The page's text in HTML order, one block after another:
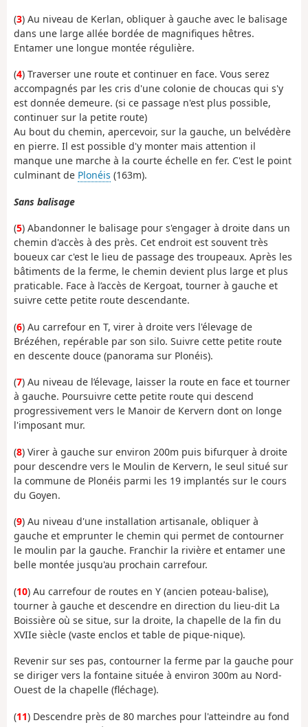
(3) Au niveau de Kerlan, obliquer à gauche avec le balisage
dans une large allée bordée de magnifiques hêtres.
Entamer une longue montée régulière.
(4) Traverser une route et continuer en face. Vous serez
accompagnés par les cris d'une colonie de choucas qui s'y
est donnée demeure. (si ce passage n'est plus possible,
continuer sur la petite route)
Au bout du chemin, apercevoir, sur la gauche, un belvédère
en pierre. Il est possible d'y monter mais attention il
manque une marche à la courte échelle en fer. C'est le point
culminant de Plonéis (163m).
Sans balisage
(5) Abandonner le balisage pour s'engager à droite dans un
chemin d'accès à des près. Cet endroit est souvent très
boueux car c'est le lieu de passage des troupeaux. Après les
bâtiments de la ferme, le chemin devient plus large et plus
praticable. Face à l’accès de Kergoat, tourner à gauche et
suivre cette petite route descendante.
(6) Au carrefour en T, virer à droite vers l'élevage de
Brézéhen, repérable par son silo. Suivre cette petite route
en descente douce (panorama sur Plonéis).
(7) Au niveau de l’élevage, laisser la route en face et tourner
à gauche. Poursuivre cette petite route qui descend
progressivement vers le Manoir de Kervern dont on longe
l'imposant mur.
(8) Virer à gauche sur environ 200m puis bifurquer à droite
pour descendre vers le Moulin de Kervern, le seul situé sur
la commune de Plonéis parmi les 19 implantés sur le cours
du Goyen.
(9) Au niveau d'une installation artisanale, obliquer à
gauche et emprunter le chemin qui permet de contourner
le moulin par la gauche. Franchir la rivière et entamer une
belle montée jusqu'au prochain carrefour.
(10) Au carrefour de routes en Y (ancien poteau-balise),
tourner à gauche et descendre en direction du lieu-dit La
Boissière où se situe, sur la droite, la chapelle de la fin du
XVIIe siècle (vaste enclos et table de pique-nique).
Revenir sur ses pas, contourner la ferme par la gauche pour
se diriger vers la fontaine située à environ 300m au Nord-
Ouest de la chapelle (fléchage).
(11) Descendre près de 80 marches pour l'atteindre au fond